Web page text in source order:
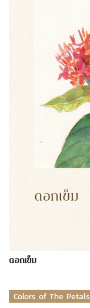
ดอกเข็ม
Colors of The